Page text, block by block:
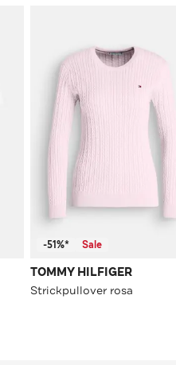
-51%* Sale
TOMMY HILFIGER
Strickpullover rosa